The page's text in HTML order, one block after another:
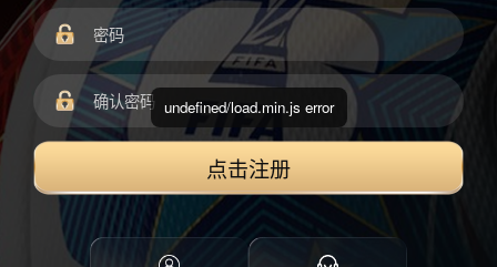
点击注册
undefined/load.min.js error